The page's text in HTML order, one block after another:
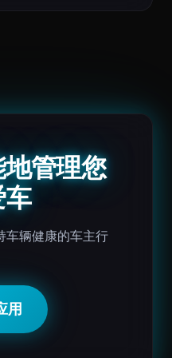
管理您
车
车辆健康的车主行
用